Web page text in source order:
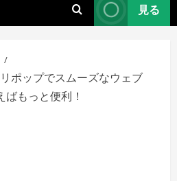
見る
ポップでスムーズなウェブ
もっと便利！